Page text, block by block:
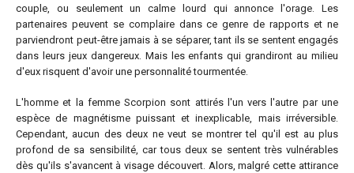
couple, ou seulement un calme lourd qui annonce l'orage. Les
partenaires peuvent se complaire dans ce genre de rapports et ne
parviendront peut-être jamais à se séparer, tant ils se sentent engagés
dans leurs jeux dangereux. Mais les enfants qui grandiront au milieu
d'eux risquent d'avoir une personnalité tourmentée.
L'homme et la femme Scorpion sont attirés l'un vers l'autre par une
espèce de magnétisme puissant et inexplicable, mais irréversible.
Cependant, aucun des deux ne veut se montrer tel qu'il est au plus
profond de sa sensibilité, car tous deux se sentent très vulnérables
dès qu'ils s'avancent à visage découvert. Alors, malgré cette attirance